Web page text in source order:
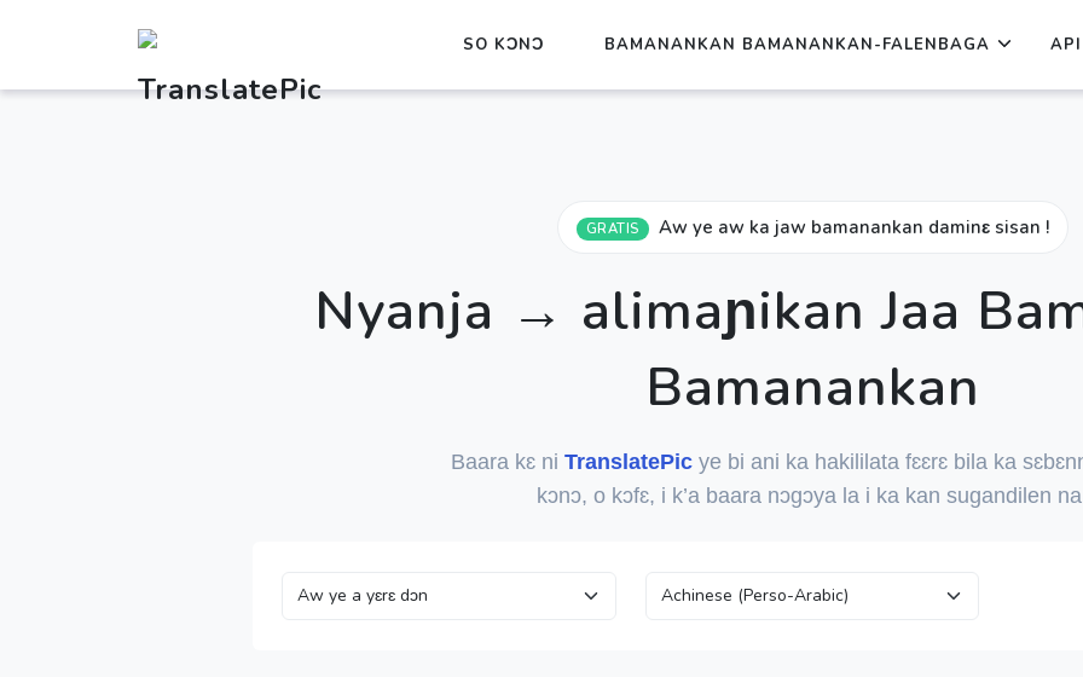
SO KƆNƆ BAMANANKAN BAMANANKAN-FALENBAGA API
GRATIS Aw ye aw ka jaw bamanankan daminɛ sisan !
Nyanja → alimaɲikan Jaa
Bamanankan
Baara kɛ ni TranslatePic ye bi ani ka hakililata fɛɛrɛ bila ka
kɔnɔ, o kɔfɛ, i k’a baara nɔgɔya la i ka kan sugandilen